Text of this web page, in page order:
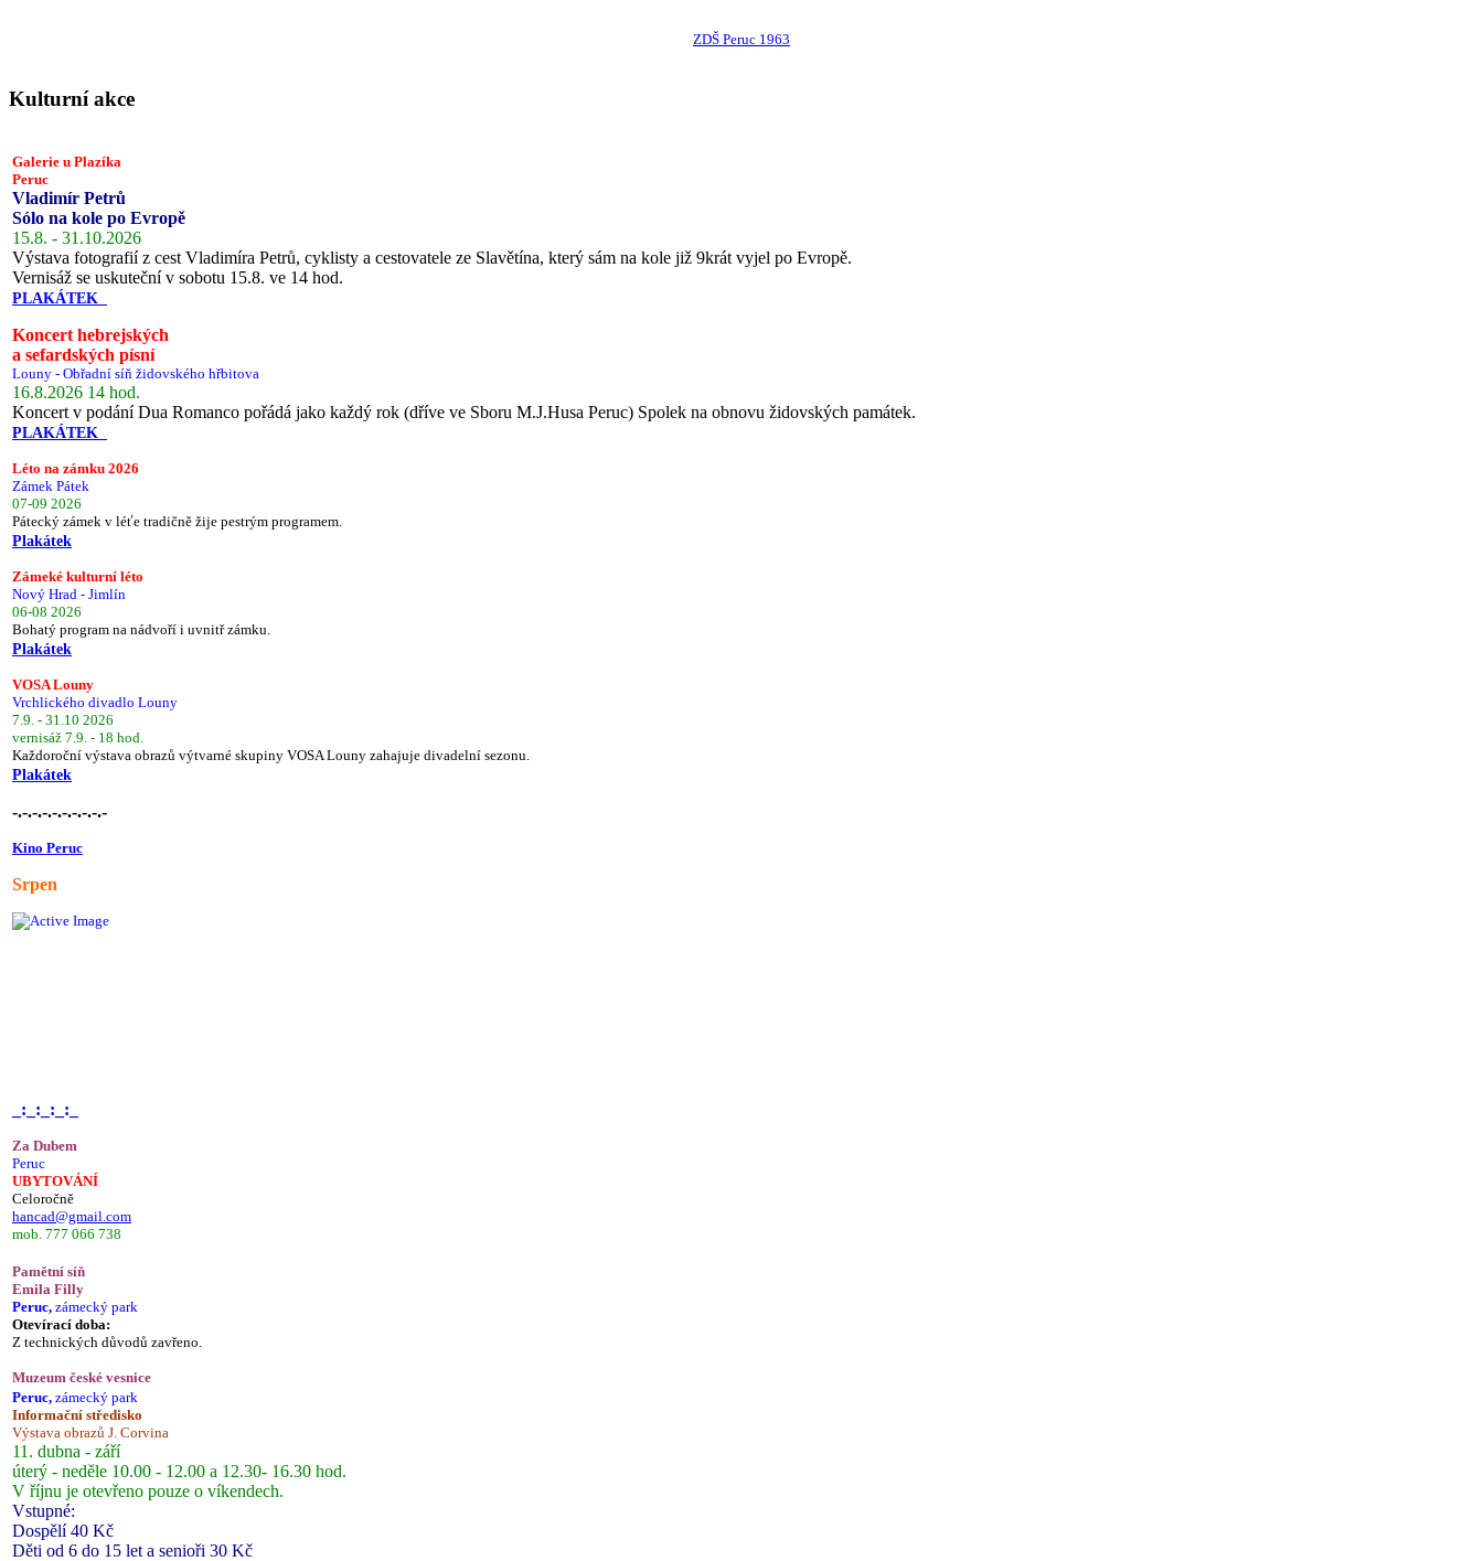
ZDŠ Peruc 1963
Kulturní akce
Galerie u Plazíka
Peruc
Vladimír Petrů
Sólo na kole po Evropě
15.8. - 31.10.2026
Výstava fotografií z cest Vladimíra Petrů, cyklisty a cestovatele ze Slavětína, který sám na kole již 9krát vyjel po Evropě.
Vernisáž se uskuteční v sobotu 15.8. ve 14 hod.
PLAKÁTEK
Koncert hebrejských
a sefardských písní
Louny - Obřadní síň židovského hřbitova
16.8.2026 14 hod.
Koncert v podání Dua Romanco pořádá jako každý rok (dříve ve Sboru M.J.Husa Peruc) Spolek na obnovu židovských památek.
PLAKÁTEK
Léto na zámku 2026
Zámek Pátek
07-09 2026
Pátecký zámek v léťe tradičně žije pestrým programem.
Plakátek
Zámeké kulturní léto
Nový Hrad - Jimlín
06-08 2026
Bohatý program na nádvoří i uvnitř zámku.
Plakátek
VOSA Louny
Vrchlického divadlo Louny
7.9. - 31.10 2026
vernisáž 7.9. - 18 hod.
Každoroční výstava obrazů výtvarné skupiny VOSA Louny zahajuje divadelní sezonu.
Plakátek
-.-.-.-.-.-.-.-.-.-
Kino Peruc
Srpen
_:_:_:_:_
Za Dubem
Peruc
UBYTOVÁNÍ
Celoročně
hancad@gmail.com
mob. 777 066 738
Pamětní síň
Emila Filly
Peruc, zámecký park
Otevírací doba:
Z technických důvodů zavřeno.
Muzeum české vesnice
Peruc, zámecký park
Informační středisko
Výstava obrazů J. Corvina
11. dubna - září
úterý - neděle 10.00 - 12.00 a 12.30- 16.30 hod.
V říjnu je otevřeno pouze o víkendech.
Vstupné:
Dospělí 40 Kč
Děti od 6 do 15 let a senioři 30 Kč